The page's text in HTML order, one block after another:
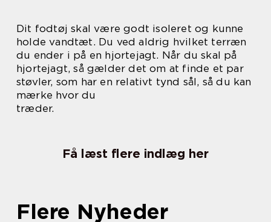
Dit fodtøj skal være godt isoleret og kunne
holde vandtæt. Du ved aldrig hvilket terræn
du ender i på en hjortejagt. Når du skal på
hjortejagt, så gælder det om at finde et par
støvler, som har en relativt tynd sål, så du kan
mærke hvor du
træder.
Få læst flere indlæg her
Flere Nyheder